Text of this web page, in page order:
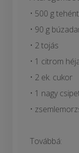
• 500 g
• 90 g
• 2 tojás
• 1 citrom
• 2 ek. cukor
• 1 nagy
•
Továbbá: